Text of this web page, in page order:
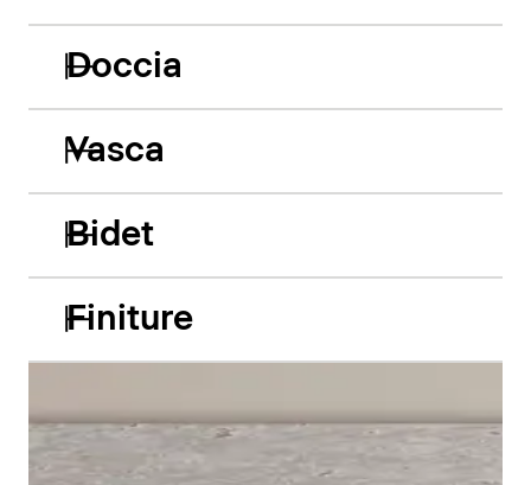
Doccia
Vasca
Bidet
Finiture